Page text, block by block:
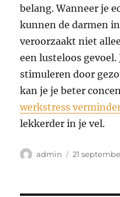
belang. Wanneer je
kunnen de darmen
veroorzaakt niet
een lusteloos
stimuleren door
kan je je beter
werkstress
lekkerder in je vel.
Auteur
admin
Geplaatst
21